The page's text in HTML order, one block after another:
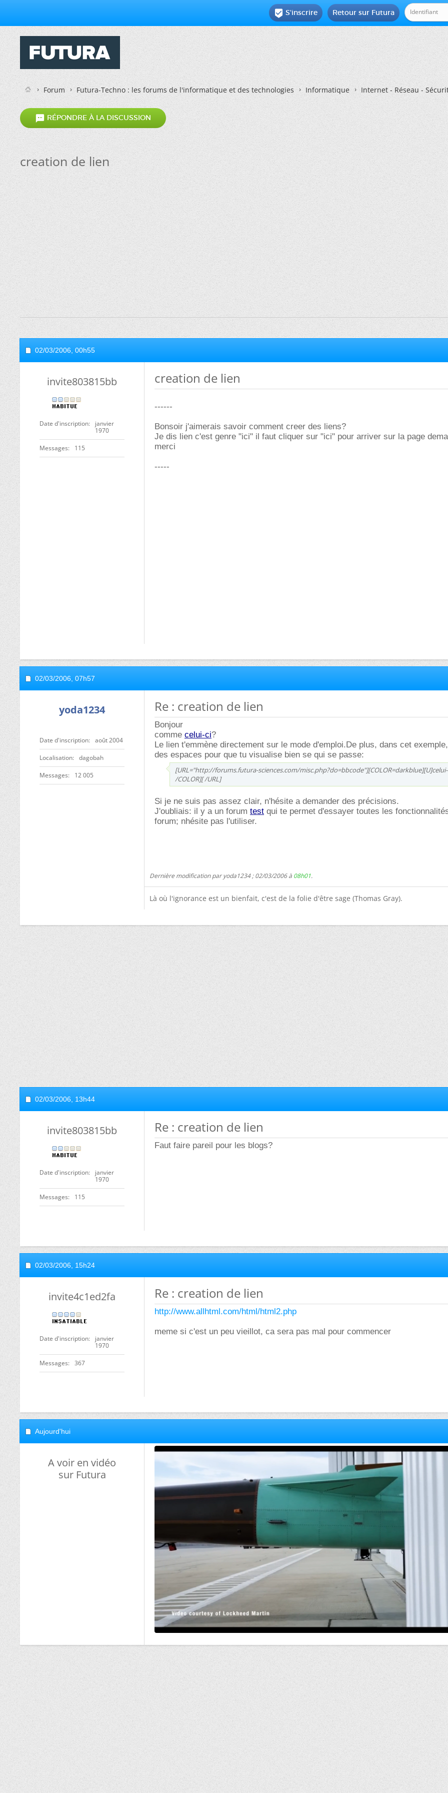
Retour sur Futura
 S'inscrire
Forum Futura-Techno : les forums de l'informatique et des technologies Informatique Internet - Réseau -
 RÉPONDRE À LA DISCUSSION
creation de lien
02/03/2006, 00h55
invite803815bb
Date d'inscription
janvier
1970
Messages 115
creation de lien
------
Bonsoir j'aimerais savoir comment creer des liens?
Je dis lien c'est genre "ici" il faut cliquer sur "ici" pour arriver sur la page
merci
-----
02/03/2006, 07h57
yoda1234
Date d'inscription août 2004
Localisation dagobah
Messages 12 005
Re : creation de lien
Bonjour
comme celui-ci?
Le lien t'emmène directement sur le mode d'emploi.De plus, dans cet
des espaces pour que tu visualise bien se qui se passe:
[URL="http://forums.futura-sciences.com/
/COLOR][ /URL]
Si je ne suis pas assez clair, n'hésite a demander des précisions.
J'oubliais: il y a un forum test qui te permet d'essayer toutes les
forum; nhésite pas l'utiliser.
Dernière modification par yoda1234 ; 02/03/2006 à 08h01.
Là où l'ignorance est un bienfait, c'est de la folie d'être sage (Thomas Gray).
02/03/2006, 13h44
invite803815bb
Date d'inscription
janvier
1970
Messages 115
Re : creation de lien
Faut faire pareil pour les blogs?
02/03/2006, 15h24
invite4c1ed2fa
Date d'inscription
janvier
1970
Messages 367
Re : creation de lien
http://www.allhtml.com/html/html2.php
meme si c'est un peu vieillot, ca sera pas mal pour commencer
Aujourd'hui
A voir en vidéo
sur Futura